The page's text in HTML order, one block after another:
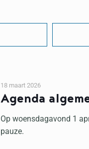
Agenda
18 maart 2026
Op woensdagavond 1
pauze.